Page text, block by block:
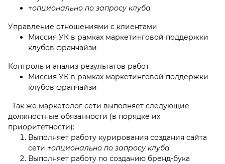
+опционально по запросу клуба
Управление отношениями с клиентами
Миссия УК в рамках маркетинговой поддержки
клубов франчайзи
Контроль и анализ результатов работ
Миссия УК в рамках маркетинговой поддержки
клубов франчайзи
Так же маркетолог сети выполняет следующие
должностные обязанности (в порядке их
приоритетности):
Выполняет работу курирования создания сайта
сети +опционально по запросу клуба
Выполняет работу по созданию бренд-бука